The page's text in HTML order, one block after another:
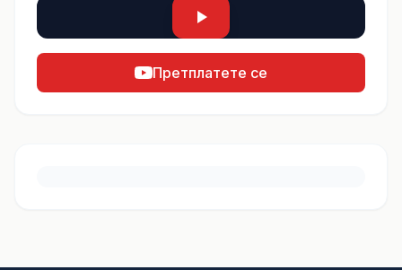
Претплатете се